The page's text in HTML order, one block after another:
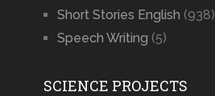
Short Stories English (938)
Speech Writing (5)
SCIENCE PROJECTS